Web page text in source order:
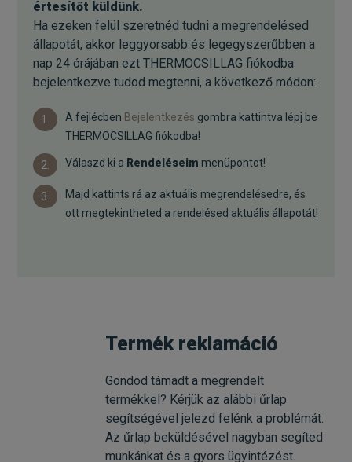
értesítőt küldünk.
Ha ezeken felül szeretnéd tudni a megrendelésed
állapotát, akkor leggyorsabb és legegyszerűbben a
nap 24 órájában ezt THERMOCSILLAG fiókodba
bejelentkezve tudod megtenni, a következő módon:
1. A fejlécben Bejelentkezés gombra kattintva lépj be
THERMOCSILLAG fiókodba!
2. Válaszd ki a Rendeléseim menüpontot!
3.
Majd kattints rá az aktuális megrendelésedre, és
ott megtekintheted a rendelésed aktuális állapotát!
Termék reklamáció
Gondod támadt a megrendelt
termékkel? Kérjük az alábbi űrlap
segítségével jelezd felénk a problémát.
Az űrlap beküldésével nagyban segíted
munkánkat és a gyors ügyintézést.